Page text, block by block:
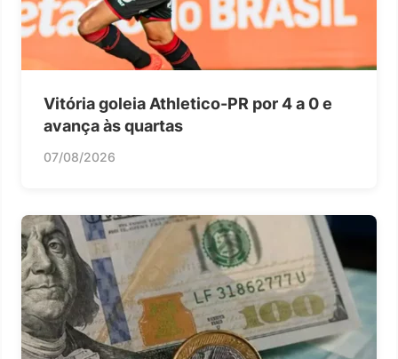
Vitória goleia Athletico-PR por 4 a 0 e
avança às quartas
07/08/2026